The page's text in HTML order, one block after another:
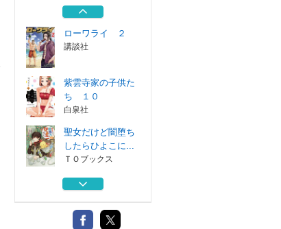
白泉社
ローワライ ２
講談社
紫雲寺家の子供た
ち １０
白泉社
聖女だけど闇堕ち
したらひよこに...
ＴＯブックス
ローワライ １